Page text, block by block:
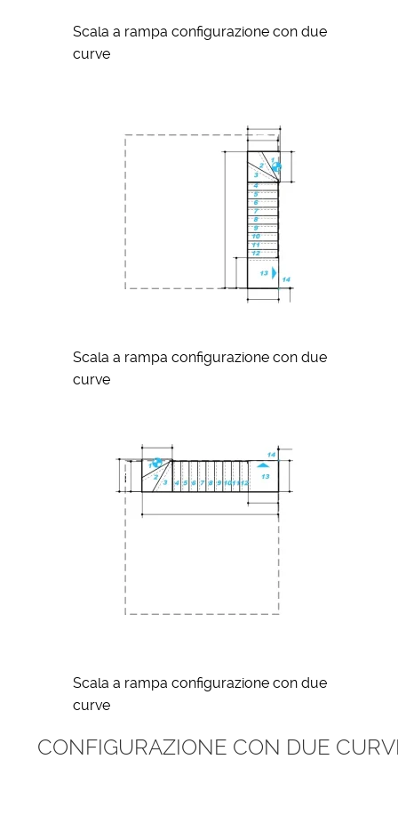
Scala a rampa configurazione con due
curve
Scala a rampa configurazione con due
curve
Scala a rampa configurazione con due
curve
CONFIGURAZIONE CON DUE